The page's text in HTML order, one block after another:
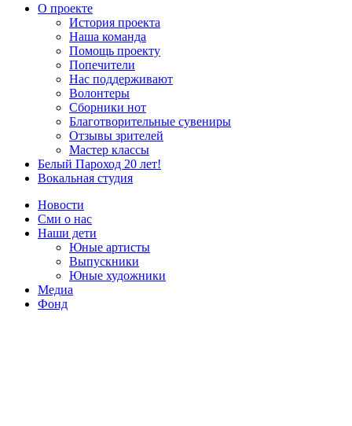
О проекте
История проекта
Наша команда
Помощь проекту
Попечители
Нас поддерживают
Волонтеры
Сборники нот
Благотворительные сувениры
Отзывы зрителей
Мастер классы
Белый Пароход 20 лет!
Вокальная студия
Новости
Сми о нас
Наши дети
Юные артисты
Выпускники
Юные художники
Медиа
Фонд